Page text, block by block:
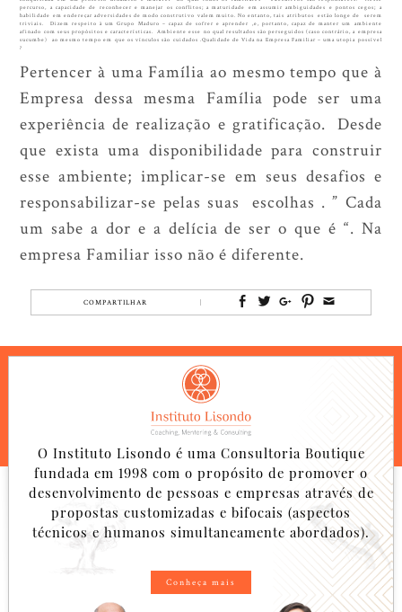
percurso, a capacidade de reconhecer e manejar os conflitos; a maturidade em assumir ambiguidades e pontos cegos; a
habilidade em endereçar adversidades de modo construtivo valem muito. No entanto, tais atributos estão longe de serem
triviais. Dizem respeito à um Grupo Maduro – capaz de sofrer e aprender ,e, portanto, capaz de manter um ambiente
afinado com seus propósitos e características. Ambiente esse no qual resultados são perseguidos (caso contrário, a empresa
sucumbe) ao mesmo tempo em que os vínculos são cuidados .Qualidade de Vida na Empresa Familiar – uma utopia possível
?
Pertencer à uma Família ao mesmo tempo que à
Empresa dessa mesma Família pode ser uma
experiência de realização e gratificação. Desde
que exista uma disponibilidade para construir
esse ambiente; implicar-se em seus desafios e
responsabilizar-se pelas suas escolhas . ” Cada
um sabe a dor e a delícia de ser o que é “. Na
empresa Familiar isso não é diferente.
COMPARTILHAR
O Instituto Lisondo é uma Consultoria Boutique
fundada em 1998 com o propósito de promover o
desenvolvimento de pessoas e empresas através de
propostas customizadas e bifocais (aspectos
técnicos e humanos simultaneamente abordados).
Conheça mais